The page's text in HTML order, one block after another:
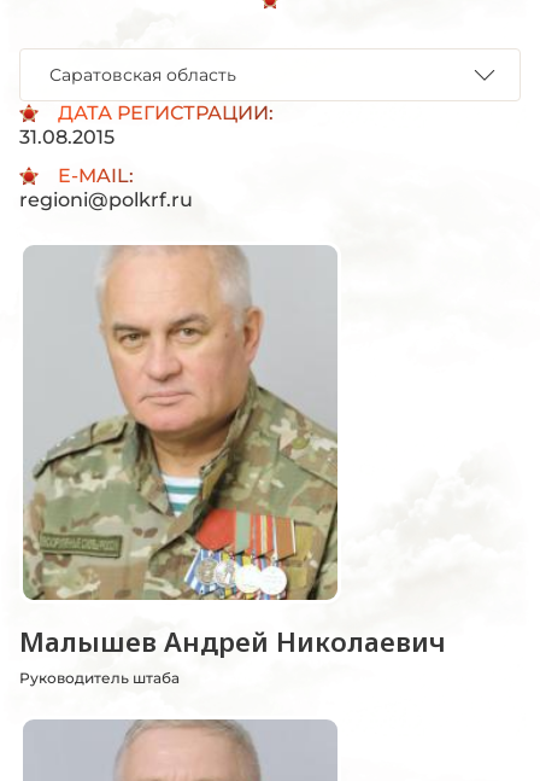
ДАТА РЕГИСТРАЦИИ:
31.08.2015
E-MAIL:
regioni@polkrf.ru
Саратовская область
Малышев Андрей Николаевич
Руководитель штаба